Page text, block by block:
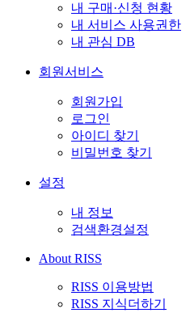
내 구매·신청 현황
내 서비스 사용권한
내 관심 DB
회원서비스
회원가입
로그인
아이디 찾기
비밀번호 찾기
설정
내 정보
검색환경설정
About RISS
RISS 이용방법
RISS 지식더하기